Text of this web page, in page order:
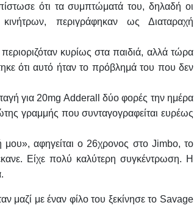
ότι τα συμπτώματά του, δηλαδή οι
κινήτρων, περιγράφηκαν ως Διαταραχή
κυρίως στα παιδιά, αλλά τώρα
ότι αυτό ήταν το πρόβλημά του που δεν
για 20mg Adderall δύο φορές την ημέρα
γραμμής που συνταγογραφείται ευρέως
αφηγείται ο 26χρονος στο Jimbo, το
Είχε πολύ καλύτερη συγκέντρωση. Η
μαζί με έναν φίλο του ξεκίνησε το Savage